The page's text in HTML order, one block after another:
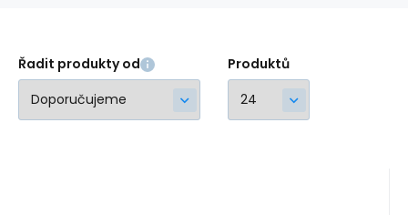
Řadit produkty od Produktů